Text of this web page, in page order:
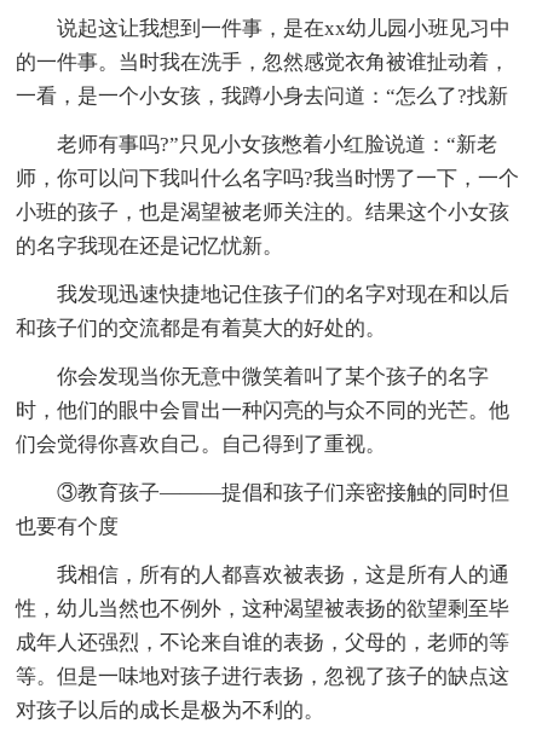
说起这让我想到一件事，是在xx幼儿园小班见习中
的一件事。当时我在洗手，忽然感觉衣角被谁扯动着，
一看，是一个小女孩，我蹲小身去问道：“怎么了?找新
老师有事吗?”只见小女孩憋着小红脸说道：“新老
师，你可以问下我叫什么名字吗?我当时愣了一下，一个
小班的孩子，也是渴望被老师关注的。结果这个小女孩
的名字我现在还是记忆忧新。
我发现迅速快捷地记住孩子们的名字对现在和以后
和孩子们的交流都是有着莫大的好处的。
你会发现当你无意中微笑着叫了某个孩子的名字
时，他们的眼中会冒出一种闪亮的与众不同的光芒。他
们会觉得你喜欢自己。自己得到了重视。
③教育孩子———提倡和孩子们亲密接触的同时但
也要有个度
我相信，所有的人都喜欢被表扬，这是所有人的通
性，幼儿当然也不例外，这种渴望被表扬的欲望剩至毕
成年人还强烈，不论来自谁的表扬，父母的，老师的等
等。但是一味地对孩子进行表扬，忽视了孩子的缺点这
对孩子以后的成长是极为不利的。